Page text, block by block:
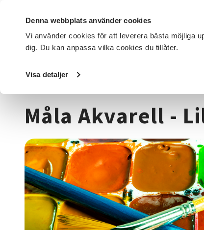
Denna webbplats använder cookies
Vi använder cookies för att leverera bästa möjliga
dig. Du kan anpassa vilka cookies du tillåter.
Visa detaljer
DET HÄR GÖR VI FÖR DIG SOM SÖK KURSER OCH
Startsida / Kurser och evenemang
Måla Akvarell -